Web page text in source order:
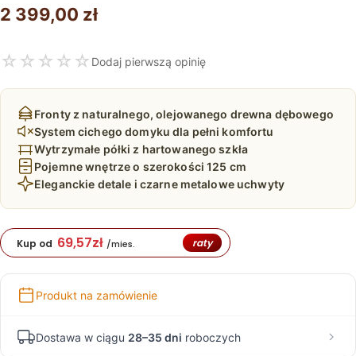
2 399,00 zł
☆ ☆ ☆ ☆ ☆ Dodaj pierwszą opinię
Fronty z naturalnego, olejowanego drewna dębowego
System cichego domyku dla pełni komfortu
Wytrzymałe półki z hartowanego szkła
Pojemne wnętrze o szerokości 125 cm
Eleganckie detale i czarne metalowe uchwyty
Kup od 69,57zł /mies. raty
Produkt na zamówienie
Dostawa w ciągu 28–35 dni roboczych